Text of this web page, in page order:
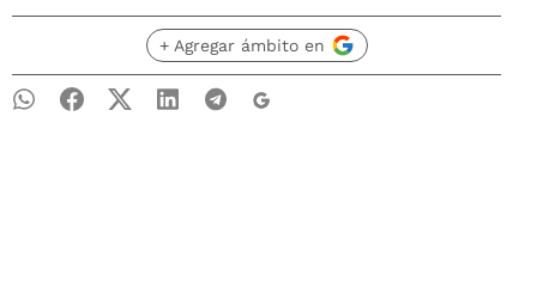
+ Agregar ámbito en